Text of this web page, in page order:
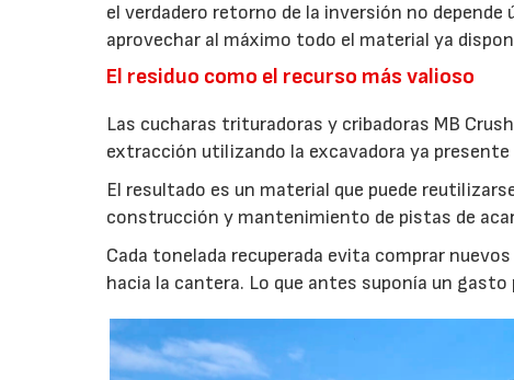
el verdadero retorno de la inversión no
aprovechar al máximo todo el material ya
El residuo como el recurso más valioso
Las cucharas trituradoras y cribadoras MB
extracción utilizando la excavadora ya
El resultado es un material que puede
construcción y mantenimiento de pistas de
Cada tonelada recuperada evita comprar
hacia la cantera. Lo que antes suponía un gasto